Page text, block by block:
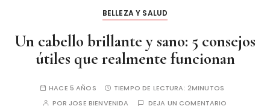
BELLEZA Y SALUD
Un cabello brillante y sano: 5 consejos
útiles que realmente funcionan
HACE 5 AÑOS TIEMPO DE LECTURA: 2MINUTOS
POR JOSE BIENVENIDA DEJA UN COMENTARIO